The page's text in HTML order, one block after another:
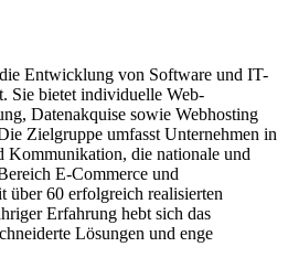
Entwicklung von Software und IT-
Sie bietet individuelle Web-
Datenakquise sowie Webhosting
Zielgruppe umfasst Unternehmen in
Kommunikation, die nationale und
E-Commerce und
60 erfolgreich realisierten
Erfahrung hebt sich das
Lösungen und enge